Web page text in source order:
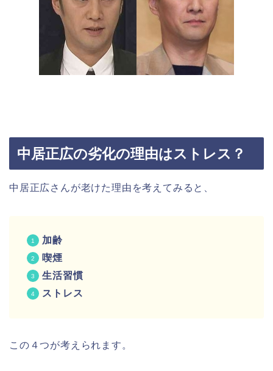
中居正広の劣化の理由はストレス？
中居正広さんが老けた理由を考えてみると、
加齢
喫煙
生活習慣
ストレス
この４つが考えられます。